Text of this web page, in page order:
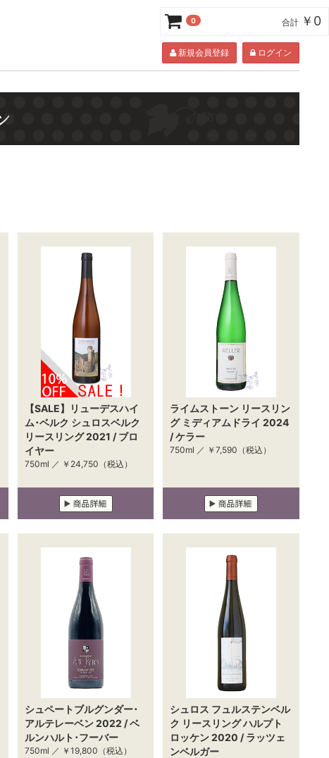
新規会員登録 ログイン
【SALE】リューデスハイ
ム･ベルク シュロスベルク
リースリング 2021 / ブロ
イヤー
750ml ／ ￥24,750 （税込）
ライムストーン リースリン
グ ミディアムドライ 2024
/ ケラー
750ml ／ ￥7,590 （税込）
シュペートブルグンダー･
アルテレーベン 2022 / ベ
ルンハルト･フーバー
750ml ／ ￥19,800 （税込）
シュロス フュルステンベル
ク リースリング ハルプト
ロッケン 2020 / ラッツェ
ンベルガー
0 合計 ￥0